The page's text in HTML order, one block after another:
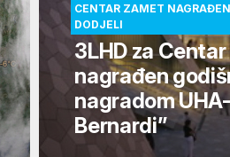
CENTAR ZAMET
DODJELI
3LHD za
nagrađen
nagradom
Bernardi”